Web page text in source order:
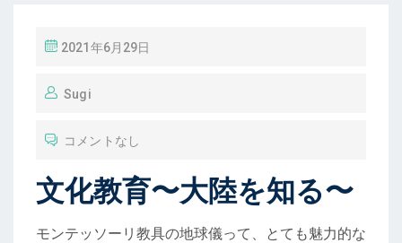
投
2021年6月29日
Sugi
コメントなし
文化教育〜大陸を知る〜
モンテッソーリ教具の地球儀って、とても魅力的な